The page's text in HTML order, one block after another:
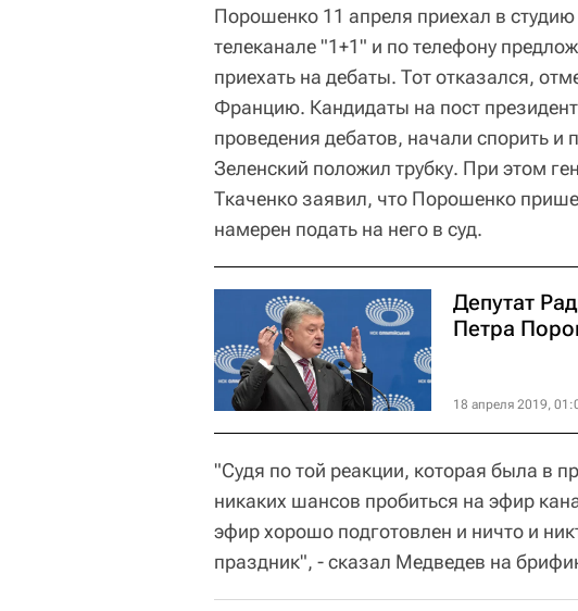
Порошенко 11 апреля приехал в
телеканале "1+1" и по телефону
приехать на дебаты. Тот отказался,
Францию. Кандидаты на пост
проведения дебатов, начали спорить и
Зеленский положил трубку. При этом
Ткаченко заявил, что Порошенко
намерен подать на него в суд.
Депутат
Петра
18 апреля 2019,
"Судя по той реакции, которая была в
никаких шансов пробиться на эфир
эфир хорошо подготовлен и ничто и
праздник", - сказал Медведев на